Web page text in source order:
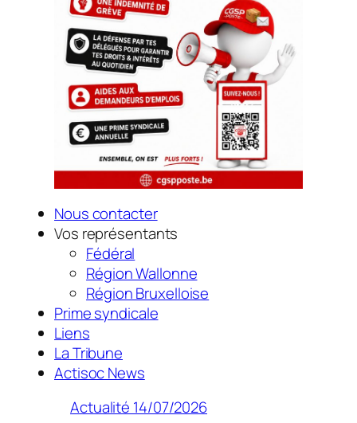
Nous contacter
Vos représentants
Fédéral
Région Wallonne
Région Bruxelloise
Prime syndicale
Liens
La Tribune
Actisoc News
Actualité 14/07/2026